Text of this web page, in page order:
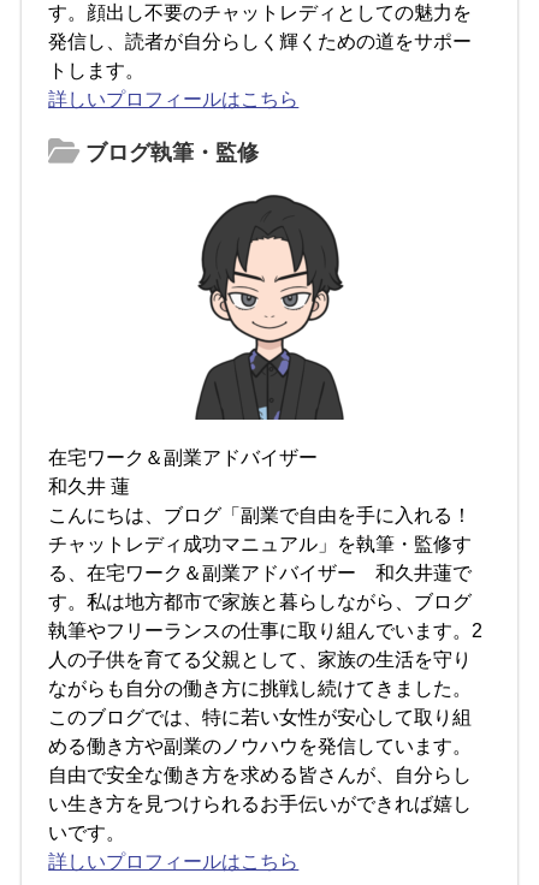
す。顔出し不要のチャットレディとしての魅力を
発信し、読者が自分らしく輝くための道をサポー
トします。
詳しいプロフィールはこちら
ブログ執筆・監修
在宅ワーク＆副業アドバイザー
和久井 蓮
こんにちは、ブログ「副業で自由を手に入れる！
チャットレディ成功マニュアル」を執筆・監修す
る、在宅ワーク＆副業アドバイザー 和久井蓮で
す。私は地方都市で家族と暮らしながら、ブログ
執筆やフリーランスの仕事に取り組んでいます。2
人の子供を育てる父親として、家族の生活を守り
ながらも自分の働き方に挑戦し続けてきました。
このブログでは、特に若い女性が安心して取り組
める働き方や副業のノウハウを発信しています。
自由で安全な働き方を求める皆さんが、自分らし
い生き方を見つけられるお手伝いができれば嬉し
いです。
詳しいプロフィールはこちら